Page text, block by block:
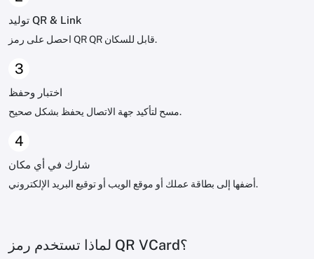
توليد QR & Link
احصل على رمز QR QR قابل للسكان.
3
اختبار وحفظ
مسح لتأكيد جهة الاتصال يحفظ بشكل صحيح.
4
شارك في أي مكان
أضفها إلى بطاقة عملك أو موقع الويب أو توقيع البريد الإلكتروني.
لماذا تستخدم رمز QR VCard؟